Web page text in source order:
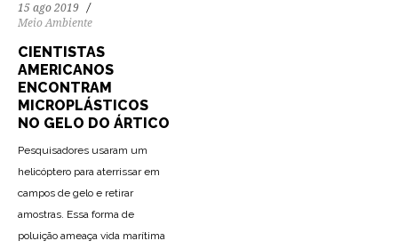
15 ago 2019
Meio Ambiente
CIENTISTAS
AMERICANOS
ENCONTRAM
MICROPLÁSTICOS
NO GELO DO ÁRTICO
Pesquisadores usaram um
helicóptero para aterrissar em
campos de gelo e retirar
amostras. Essa forma de
poluição ameaça vida marítima